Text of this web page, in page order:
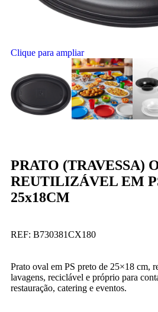
Clique para ampliar
PRATO (TRAVESSA)
REUTILIZÁVEL EM
25x18CM
REF: B730381CX180
Prato oval em PS preto de 25×18 cm,
lavagens, reciclável e próprio para
restauração, catering e eventos.